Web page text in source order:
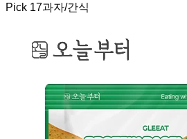
Pick 17과자/간식